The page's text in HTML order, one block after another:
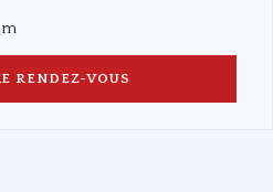
RENDEZ-VOUS